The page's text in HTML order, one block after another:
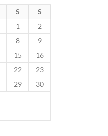
S S
1
2
8
9
15
16
22
23
29
30